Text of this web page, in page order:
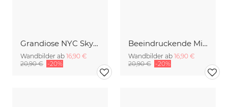
Grandiose NYC Skyline vom Ufer in Brooklyn | Panorama
Wandbilder ab 16,90 €
20,90 € -20%
Beeindruckende Midtown Manhattan Skyline mit Little Island
Wandbilder ab 16,90 €
20,90 € -20%